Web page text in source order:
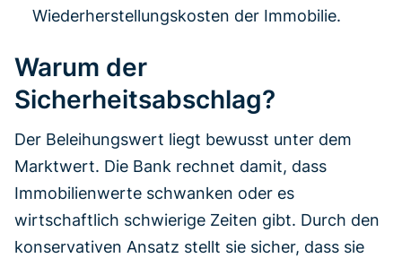
Wiederherstellungskosten der Immobilie.
Warum der
Sicherheitsabschlag?
Der Beleihungswert liegt bewusst unter dem
Marktwert. Die Bank rechnet damit, dass
Immobilienwerte schwanken oder es
wirtschaftlich schwierige Zeiten gibt. Durch den
konservativen Ansatz stellt sie sicher, dass sie